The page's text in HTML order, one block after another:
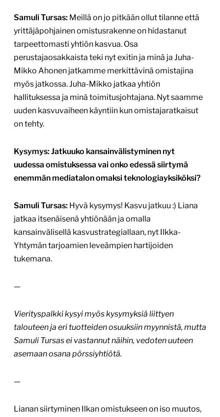
Samuli Tursas: Meillä on jo pitkään ollut tilanne että
yrittäjäpohjainen omistusrakenne on hidastanut
tarpeettomasti yhtiön kasvua. Osa
perustajaosakkaista teki nyt exitin ja minä ja Juha-
Mikko Ahonen jatkamme merkittävinä omistajina
myös jatkossa. Juha-Mikko jatkaa yhtiön
hallituksessa ja minä toimitusjohtajana. Nyt saamme
uuden kasvuvaiheen käyntiin kun omistajaratkaisut
on tehty.
Kysymys: Jatkuuko kansainvälistyminen nyt
uudessa omistuksessa vai onko edessä siirtymä
enemmän mediatalon omaksi teknologiayksiköksi?
Samuli Tursas: Hyvä kysymys! Kasvu jatkuu :) Liana
jatkaa itsenäisenä yhtiönään ja omalla
kansainvälisellä kasvustrategiallaan, nyt Ilkka-
Yhtymän tarjoamien leveämpien hartijoiden
tukemana.
—
Vierityspalkki kysyi myös kysymyksiä liittyen
talouteen ja eri tuotteiden osuuksiin myynnistä, mutta
Samuli Tursas ei vastannut näihin, vedoten uuteen
asemaan osana pörssiyhtiötä.
—
Lianan siirtyminen Ilkan omistukseen on iso muutos,